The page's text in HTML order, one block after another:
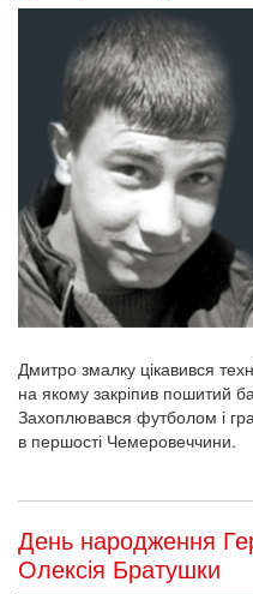
Дмитро змалку цікавився
на якому закріпив пошитий
Захоплювався футболом і
в першості Чемеровеччини.
День народження
Олексія Братушки